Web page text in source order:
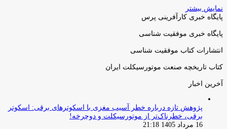
نمایش بیشتر
پایگاه خبری کارآفرینی پرس
پایگاه خبری موفقیت شناسی
انتشارات کتاب موفقیت شناسی
کتاب تاریخچه صنعت موتورسیکلت ایران
آخرین اخبار
پژوهش تازه درباره خطر آسیب مغزی با اسکوترهای برقی: اسکوتر
برقی، خطرناک‌تر از موتورسیکلت و دوچرخه!
16 مرداد 1405 21:18